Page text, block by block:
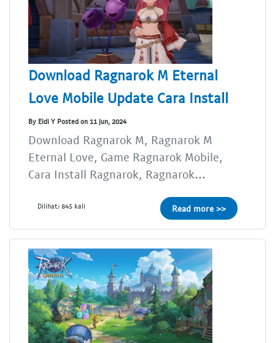
Download Ragnarok M Eternal
Love Mobile Update Cara Install
By Eldi Y Posted on 11 Jun, 2024
Download Ragnarok M, Ragnarok M
Eternal Love, Game Ragnarok Mobile,
Cara Install Ragnarok, Ragnarok...
Dilihat: 845 kali Read more >>